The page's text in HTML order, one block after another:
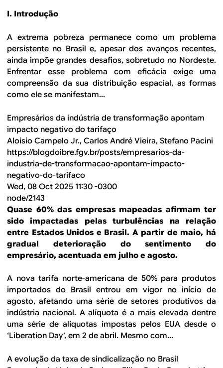
I. Introdução
A extrema pobreza permanece como um problema
persistente no Brasil e, apesar dos avanços recentes,
ainda impõe grandes desafios, sobretudo no Nordeste.
Enfrentar esse problema com eficácia exige uma
compreensão da sua distribuição espacial, as formas
como ele se manifestam...
Empresários da indústria de transformação apontam
impacto negativo do tarifaço
Aloisio Campelo Jr., Carlos André Vieira, Stefano Pacini
https://blogdoibre.fgv.br/posts/empresarios-da-
industria-de-transformacao-apontam-impacto-
negativo-do-tarifaco
Wed, 08 Oct 2025 11:30 -0300
node/2143
Quase 60% das empresas mapeadas afirmam ter
sido impactadas pelas turbulências na relação
entre Estados Unidos e Brasil. A partir de maio, há
gradual deterioração do sentimento do
empresário, acentuada em julho e agosto.
A nova tarifa norte-americana de 50% para produtos
importados do Brasil entrou em vigor no início de
agosto, afetando uma série de setores produtivos da
indústria nacional. A alíquota é a mais elevada dentre
uma série de alíquotas impostas pelos EUA desde o
‘Liberation Day’, em 2 de abril. Mesmo com...
A evolução da taxa de sindicalização no Brasil